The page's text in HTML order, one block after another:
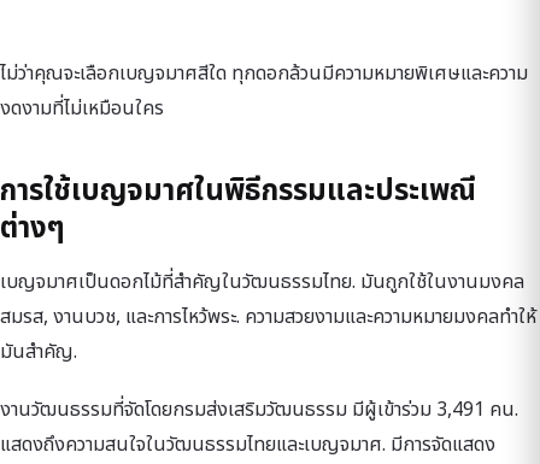
ไม่ว่าคุณจะเลือกเบญจมาศสีใด ทุกดอกล้วนมีความหมายพิเศษและความ
งดงามที่ไม่เหมือนใคร
การใช้เบญจมาศในพิธีกรรมและประเพณี
ต่างๆ
เบญจมาศเป็นดอกไม้ที่สำคัญในวัฒนธรรมไทย. มันถูกใช้ในงานมงคล
สมรส, งานบวช, และการไหว้พระ. ความสวยงามและความหมายมงคลทำให้
มันสำคัญ.
งานวัฒนธรรมที่จัดโดยกรมส่งเสริมวัฒนธรรม มีผู้เข้าร่วม 3,491 คน.
แสดงถึงความสนใจในวัฒนธรรมไทยและเบญจมาศ. มีการจัดแสดง